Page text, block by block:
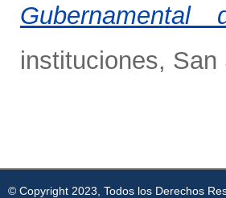
instituciones,
© Copyright 2023, Todos los Derechos